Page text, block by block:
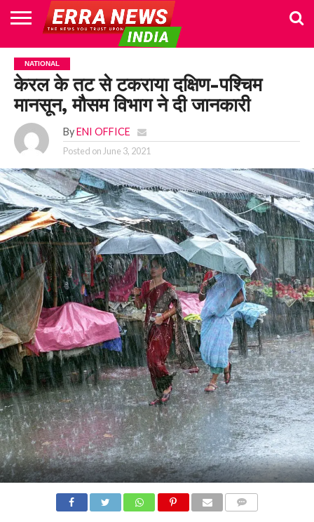
HOME
POLITICS
NEWS
BUSINESS
CULTURE
NATIONAL
SPORTS
LIFESTYLE
TRAVEL
OPINION
BREAKING
NEWS
ENTERTAINMENT
WORLD
CRIME
JOIN
US
NATIONAL
केरल के तट से टकराया दक्षिण-पश्चिम
मानसून, मौसम विभाग ने दी जानकारी
By ENI OFFICE
Posted on June 3, 2021